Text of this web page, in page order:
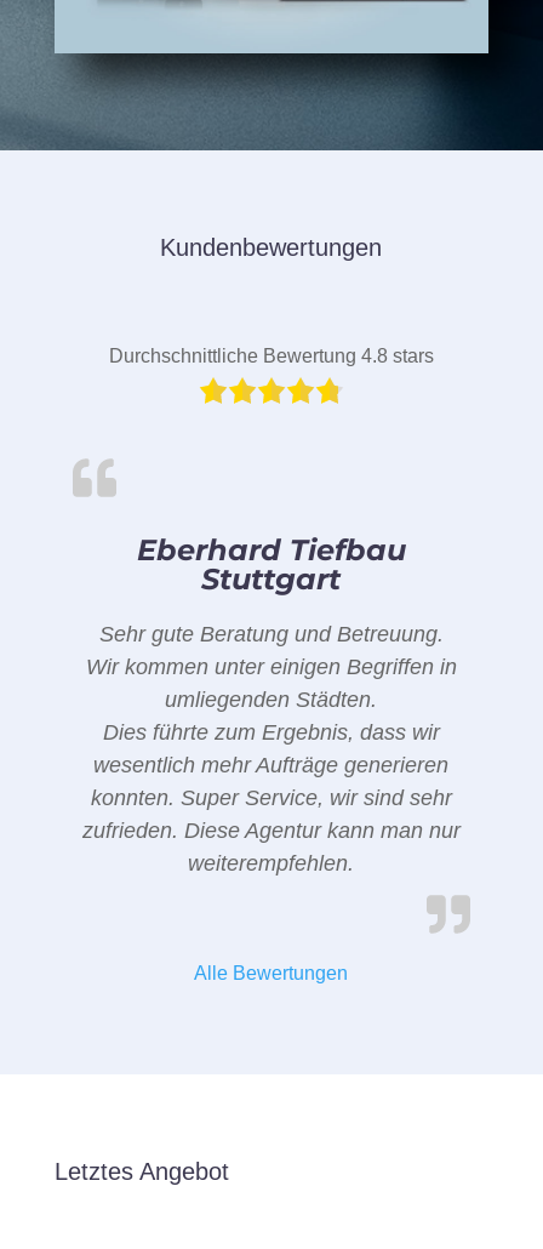
Kundenbewertungen
Durchschnittliche Bewertung 4.8 stars
Eberhard Tiefbau
Stuttgart
Sehr gute Beratung und Betreuung.
Wir kommen unter einigen Begriffen in
umliegenden Städten.
Dies führte zum Ergebnis, dass wir
wesentlich mehr Aufträge generieren
konnten. Super Service, wir sind sehr
zufrieden. Diese Agentur kann man nur
weiterempfehlen.
Alle Bewertungen
Letztes Angebot